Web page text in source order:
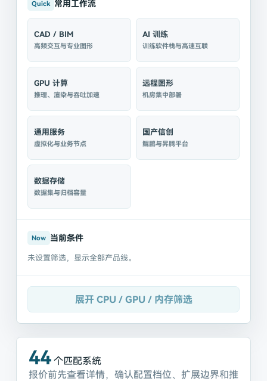
Quick 常用工作流
CAD / BIM
高频交互与专业图形
AI 训练
训练软件栈与高速互联
GPU 计算
推理、渲染与吞吐加速
远程图形
机房集中部署
通用服务
虚拟化与业务节点
国产信创
鲲鹏与昇腾平台
数据存储
数据集与归档容量
Now 当前条件
未设置筛选，显示全部产品线。
展开 CPU / GPU / 内存筛选
44个匹配系统
报价前先查看详情，确认配置档位、扩展边界和推